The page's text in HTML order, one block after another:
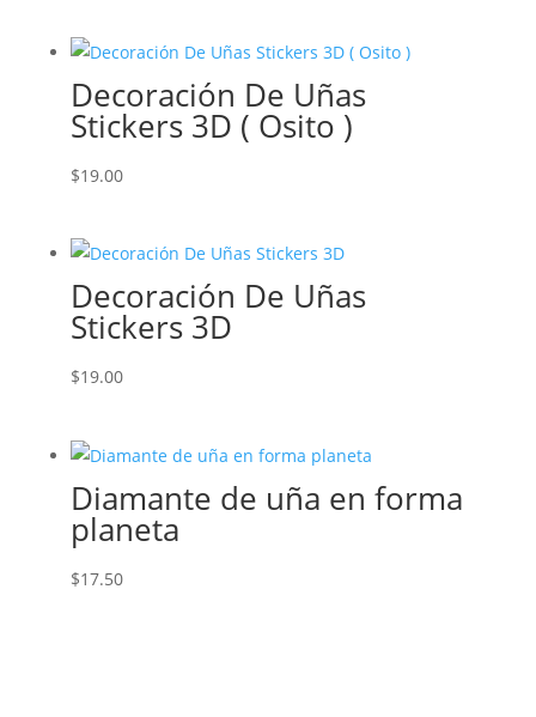
Decoración De Uñas
Stickers 3D ( Osito )
$19.00
Decoración De Uñas
Stickers 3D
$19.00
Diamante de uña en forma
planeta
$17.50